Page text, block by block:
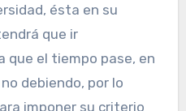
ésta en su
que ir
que el tiempo pase, en
debiendo, por lo
imponer su criterio